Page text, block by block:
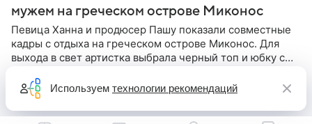
мужем на греческом острове Миконос
Певица Ханна и продюсер Пашу показали совместные
кадры с отдыха на греческом острове Миконос. Для
выхода в свет артистка выбрала черный топ и юбку с
серьги сИспользуем технологии рекомендаций